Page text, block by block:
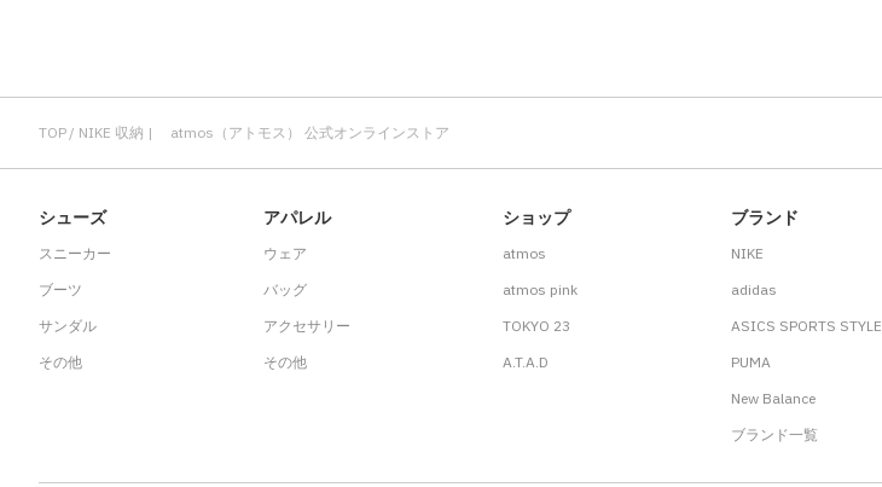
TOP NIKE 収納 | atmos（アトモス） 公式オンラインストア
シューズ
スニーカー
ブーツ
サンダル
その他
アパレル
ウェア
バッグ
アクセサリー
その他
ショップ
atmos
atmos pink
TOKYO 23
A.T.A.D
ブランド
NIKE
adidas
ASICS SPORTS STYLE
PUMA
New Balance
ブランド一覧